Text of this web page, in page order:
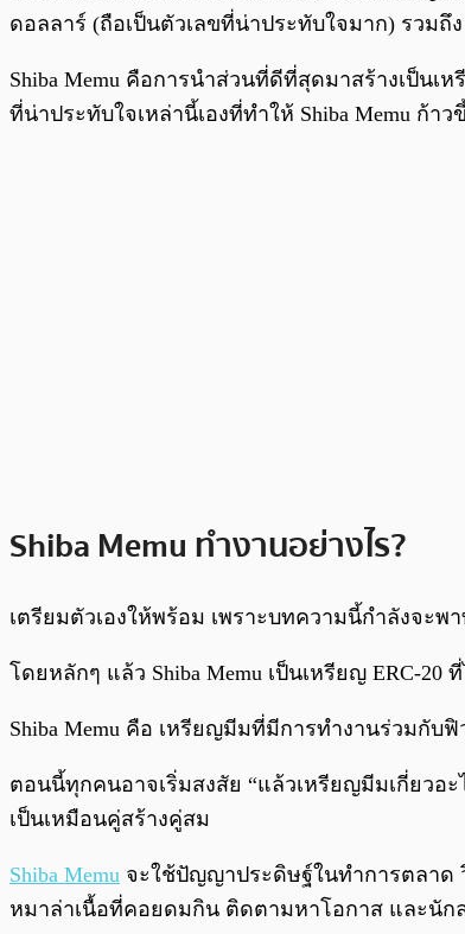
ดอลลาร์ (ถือเป็นตัวเลขที่น่าประทับใจมาก) รวมถึ
Shiba Memu คือการนำส่วนที่ดีที่สุดมาสร้างเป็
ที่น่าประทับใจเหล่านี้เองที่ทำให้ Shiba Memu ก้
Shiba Memu ทำงานอย่างไร?
เตรียมตัวเองให้พร้อม เพราะบทความนี้กำลังจะพ
โดยหลักๆ แล้ว Shiba Memu เป็นเหรียญ ERC-20
Shiba Memu คือ เหรียญมีมที่มีการทำงานร่วมกับ
ตอนนี้ทุกคนอาจเริ่มสงสัย “แล้วเหรียญมีมเกี่ยวอ
เป็นเหมือนคู่สร้างคู่สม
Shiba Memu จะใช้ปัญญาประดิษฐ์ในทำการตลาด
หมาล่าเนื้อที่คอยดมกิน ติดตามหาโอกาส และนัก